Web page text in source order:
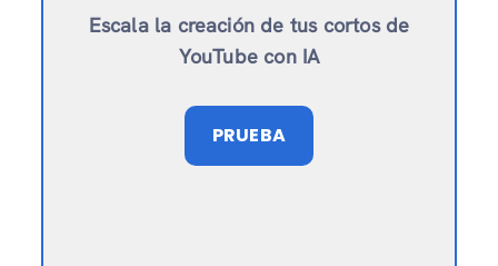
Escala la creación de tus cortos de
YouTube con IA
PRUEBA